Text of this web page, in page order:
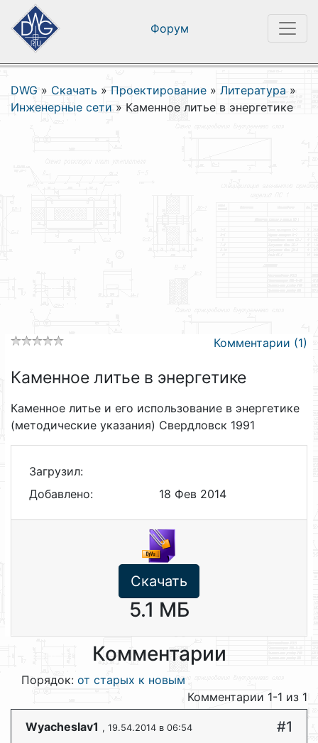
Форум
DWG » Скачать » Проектирование » Литература »
Инженерные сети » Каменное литье в энергетике
Комментарии (1)
Каменное литье в энергетике
Каменное литье и его использование в энергетике
(методические указания) Свердловск 1991
Загрузил:
Добавлено:
18 Фев 2014
Скачать
5.1 МБ
Комментарии
Порядок: от старых к новым
Комментарии 1-1 из 1
Wyacheslav1 , 19.54.2014 в 06:54 #1